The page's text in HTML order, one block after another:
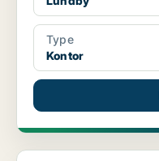
Type
Kontor
Industrilokal i Lundby